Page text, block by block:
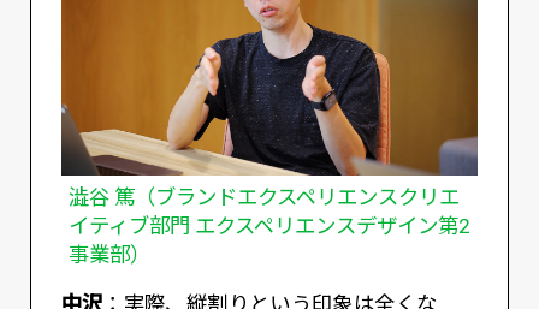
澁谷 篤（ブランドエクスペリエンスクリエ
イティブ部門 エクスペリエンスデザイン第2
事業部）
中沢：実際、縦割りという印象は全くな